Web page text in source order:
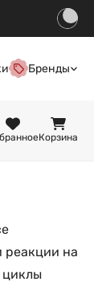
Бренды
Корзина
реакции на
циклы